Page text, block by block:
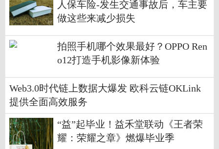
人保车险-发生交通事故后，车主要
做这些来减少损失
拍照手机哪个效果最好？OPPO Ren
o12打造手机影像新体验
Web3.0时代链上数据大爆发 欧科云链OKLink
提供全面高效服务
“益”起毕业！益禾堂联动《王者荣
耀：荣耀之章》燃爆毕业季